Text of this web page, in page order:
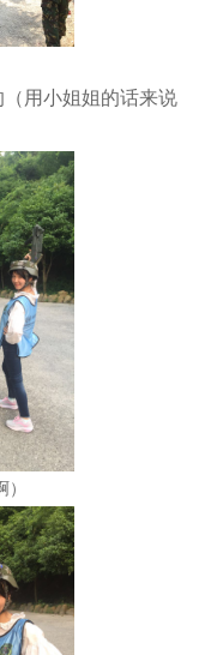
用小姐姐的话来说